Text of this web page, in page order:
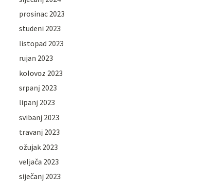
prosinac 2023
studeni 2023
listopad 2023
rujan 2023
kolovoz 2023
srpanj 2023
lipanj 2023
svibanj 2023
travanj 2023
ožujak 2023
veljača 2023
siječanj 2023